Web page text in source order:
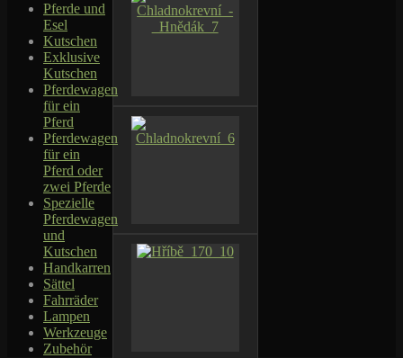
Pferde und
Esel
Kutschen
Exklusive
Kutschen
Pferdewagen
für ein
Pferd
Pferdewagen
für ein
Pferd oder
zwei Pferde
Spezielle
Pferdewagen
und
Kutschen
Handkarren
Sättel
Fahrräder
Lampen
Werkzeuge
Zubehör